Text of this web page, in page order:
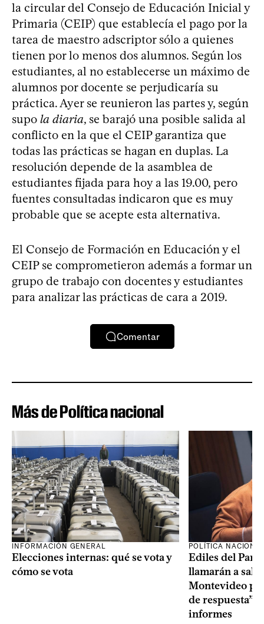
la circular del Consejo de Educación Inicial y
Primaria (CEIP) que establecía el pago por la
tarea de maestro adscriptor sólo a quienes
tienen por lo menos dos alumnos. Según los
estudiantes, al no establecerse un máximo de
alumnos por docente se perjudicaría su
práctica. Ayer se reunieron las partes y, según
supo la diaria, se barajó una posible salida al
conflicto en la que el CEIP garantiza que
todas las prácticas se hagan en duplas. La
resolución depende de la asamblea de
estudiantes fijada para hoy a las 19.00, pero
fuentes consultadas indicaron que es muy
probable que se acepte esta alternativa.
El Consejo de Formación en Educación y el
CEIP se comprometieron además a formar un
grupo de trabajo con docentes y estudiantes
para analizar las prácticas de cara a 2019.
Comentar
Más de Política nacional
INFORMACIÓN GENERAL
Elecciones internas: qué se vota y
cómo se vota
POLÍTICA
Ediles del
llamarán a sala
Montevideo
de respuesta”
informes